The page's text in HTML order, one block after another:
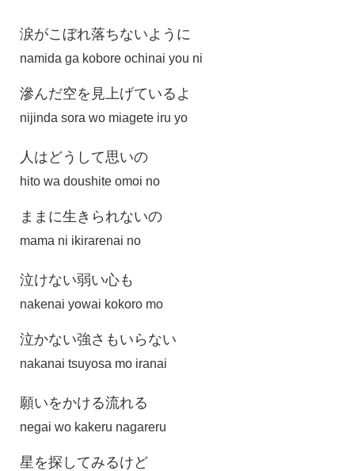
涙がこぼれ落ちないように
namida ga kobore ochinai you ni
滲んだ空を見上げているよ
nijinda sora wo miagete iru yo
人はどうして思いの
hito wa doushite omoi no
ままに生きられないの
mama ni ikirarenai no
泣けない弱い心も
nakenai yowai kokoro mo
泣かない強さもいらない
nakanai tsuyosa mo iranai
願いをかける流れる
negai wo kakeru nagareru
星を探してみるけど
automático